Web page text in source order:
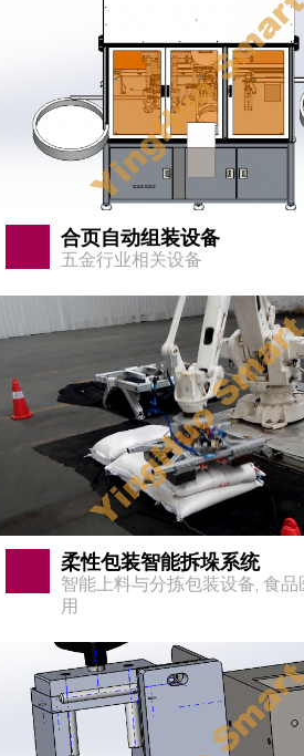
合页自动组装设备
五金行业相关设备
柔性包装智能拆垛系统
智能上料与分拣包装设备,食品
用